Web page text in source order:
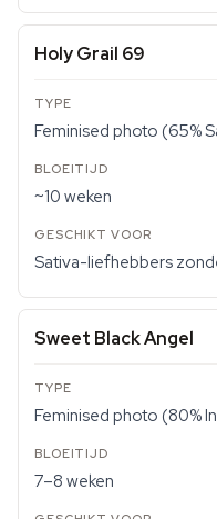
Holy Grail 69
Feminised photo (65%
~10 weken
Sativa-liefhebbers
Sweet Black Angel
Feminised photo (80%
7–8 weken